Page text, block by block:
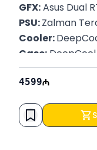
GFX: Asus Dual
PSU: Zalman
Cooler:
Case:
Zəmanət: 12 Ay
4599